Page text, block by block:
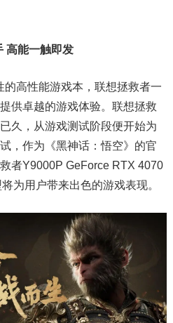
高能一触即发
高性能游戏本，联想拯救者一
供卓越的游戏体验。联想拯救
久，从游戏测试阶段便开始为
，作为《黑神话：悟空》的官
者Y9000P GeForce RTX 4070
为用户带来出色的游戏表现。